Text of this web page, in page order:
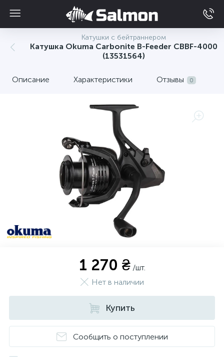
Катушки с бейтраннером
Катушка Okuma Carbonite B-Feeder CBBF-4000
(13531564)
Описание Характеристики Отзывы 0
1 270 ₴ /шт.
Нет в наличии
Купить
Сообщить о поступлении